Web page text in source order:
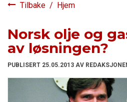
Tilbake / Hjem
Norsk olje og
av løsningen?
PUBLISERT 25.05.2013 AV